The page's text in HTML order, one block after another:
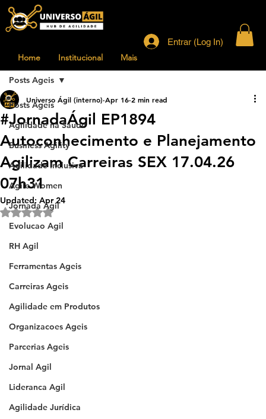
Home Institucional Mais
Entrar (Log In)
Posts Ageis
Agilidade na Saude
Business Agility
Agilidade Inclusiva
Agile Women
Jornada Agil
Evolucao Agil
RH Agil
Ferramentas Ageis
Carreiras Ageis
Agilidade em Produtos
Organizacoes Ageis
Parcerias Ageis
Jornal Agil
Lideranca Agil
Agilidade Jurídica
Posts Ageis
#JornadaÁgil EP1894
Autoconhecimento e Planejamento
Agilizam Carreiras SEX 17.04.26
07h31
Universo Ágil (interno) Apr 16 2 min read
Updated: Apr 24
Rated NaN out of 5 stars.